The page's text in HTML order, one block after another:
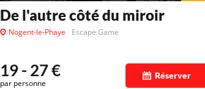
De l'autre côté du miroir
Nogent-le-Phaye Escape Game
19 - 27€
par personne
Réserver